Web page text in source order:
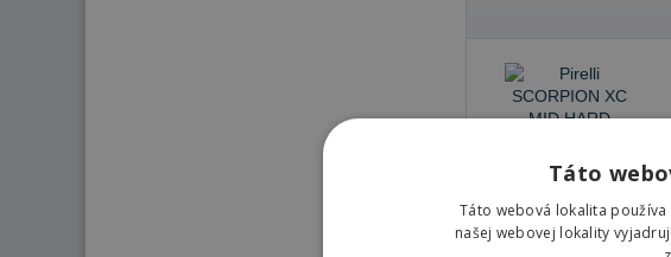
Táto
Táto webová lokalita
našej webovej lokality